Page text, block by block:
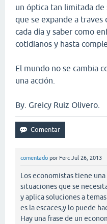
un óptica tan limitada de
que se expande a traves
cada día y saber como
cotidianos y hasta
El mundo no se cambia
una acción.
By. Greicy Ruiz Olivero.
comentado por Ferc Jul 26, 2013
Los economistas tiene
situaciones que se
y aplica soluciones a
es la escaces,y lo puede
Hay una frase de un